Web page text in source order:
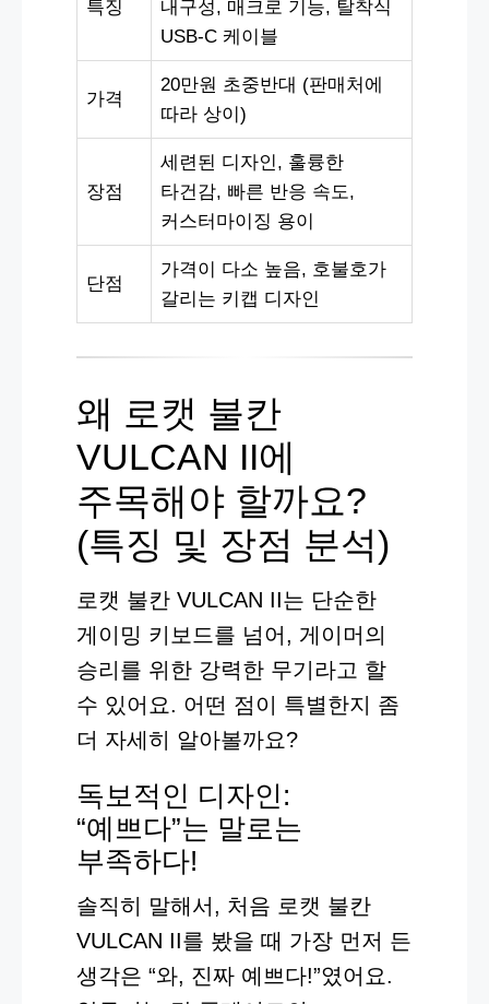
특징
내구성, 매크로 기능, 탈착식
USB-C 케이블
가격
20만원 초중반대 (판매처에
따라 상이)
장점
세련된 디자인, 훌륭한
타건감, 빠른 반응 속도,
커스터마이징 용이
단점
가격이 다소 높음, 호불호가
갈리는 키캡 디자인
왜 로캣 불칸
VULCAN II에
주목해야 할까요?
(특징 및 장점 분석)
로캣 불칸 VULCAN II는 단순한
게이밍 키보드를 넘어, 게이머의
승리를 위한 강력한 무기라고 할
수 있어요. 어떤 점이 특별한지 좀
더 자세히 알아볼까요?
독보적인 디자인:
“예쁘다”는 말로는
부족하다!
솔직히 말해서, 처음 로캣 불칸
VULCAN II를 봤을 때 가장 먼저 든
생각은 “와, 진짜 예쁘다!”였어요.